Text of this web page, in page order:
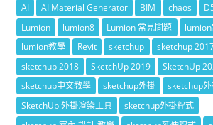
AI AI Material Generator BIM chaos
Lumion
lumion8 Lumion 常見問題
lumion教學
Revit sketchup sketchup
sketchup 2018
SketchUp 2019
SketchUp
sketchup中文教學
sketchup外掛
sketchup
SketchUp 外掛渲染工具
sketchup外掛程式